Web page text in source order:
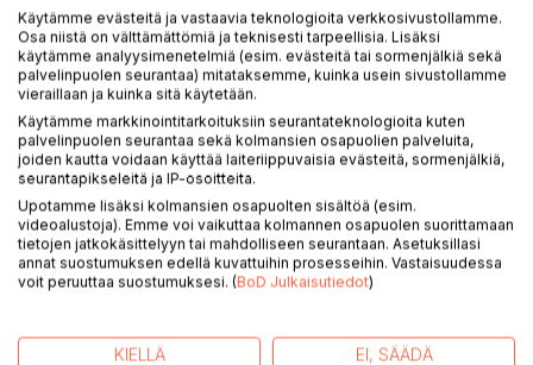
KUVAUS
Kirja kertoo Nummelan lentokentän tapahtumista
perustamisesta alkaen ja keskittyen jatkosodan aikaan.
Myös rauhan ajan tapahtumia on huomioitu. Tarinoita on
kerätty sekä kentällä toimineilta veteraaneilta, että
nuoremmilta ilmailun harrastajilta. Valokuvia kirjassa on yli
160 kpl ja parikymmentä piirrosta.
KIRJAILIJA
LEHDISTÖARVOSTELUT
Käytämme evästeitä ja vastaavia teknologioita verkkosivustollamme.
Osa niistä on välttämättömiä ja teknisesti tarpeellisia. Lisäksi
käytämme analyysimenetelmiä (esim. evästeitä tai sormenjälkiä sekä
palvelinpuolen seurantaa) mitataksemme, kuinka usein sivustollamme
vieraillaan ja kuinka sitä käytetään.
Käytämme markkinointitarkoituksiin seurantateknologioita kuten
palvelinpuolen seurantaa sekä kolmansien osapuolien palveluita,
joiden kautta voidaan käyttää laiteriippuvaisia evästeitä, sormenjälkiä,
seurantapikseleitä ja IP-osoitteita.
Upotamme lisäksi kolmansien osapuolten sisältöä (esim.
videoalustoja). Emme voi vaikuttaa kolmannen osapuolen suorittamaan
tietojen jatkokäsittelyyn tai mahdolliseen seurantaan. Asetuksillasi
annat suostumuksen edellä kuvattuihin prosesseihin. Vastaisuudessa
voit peruuttaa suostumuksesi. (BoD Julkaisutiedot)
KIELLÄ EI, SÄÄDÄ